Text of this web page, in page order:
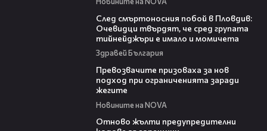
След смъртоносния побой в Пловдив:
Очевидци твърдят, че сред групата
тийнейджъри е имало и момичета
Здравей България
Превозвачите призоваха за нов
подход при ограниченията заради
жегите
Новините на NOVA
Отново жълти предупредителни